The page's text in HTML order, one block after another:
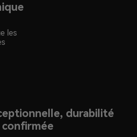
les
durabilité
confirmée